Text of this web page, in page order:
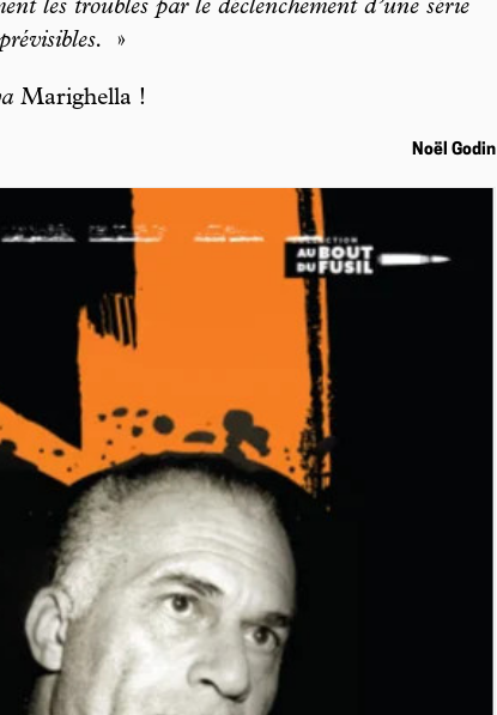
les troubles par le déclenchement d’une série
»
Marighella !
Noël Godin